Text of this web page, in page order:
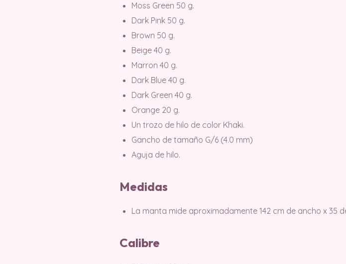
Moss Green 50 g.
Dark Pink 50 g.
Brown 50 g.
Beige 40 g.
Marron 40 g.
Dark Blue 40 g.
Dark Green 40 g.
Orange 20 g.
Un trozo de hilo de color Khaki.
Gancho de tamaño G/6 (4.0 mm)
Aguja de hilo.
Medidas
La manta mide aproximadamente 142 cm de ancho x 35
Calibre